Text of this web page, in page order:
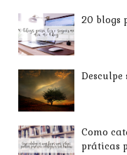
20 blogs
Desculpe
Como
práticas